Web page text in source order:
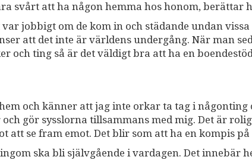
svårt att ha någon hemma hos honom, berättar
var jobbigt om de kom in och städande undan
att det inte är världens undergång. När man
och ting så är det väldigt bra att ha en
och känner att jag inte orkar ta tag i någonting
gör sysslorna tillsammans med mig. Det är
att se fram emot. Det blir som att ha en kompis på
ska bli självgående i vardagen. Det innebär